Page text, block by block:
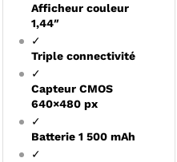
Afficheur couleur
1,44″
✓
Triple connectivité
✓
Capteur CMOS
640×480 px
✓
Batterie 1 500 mAh
✓